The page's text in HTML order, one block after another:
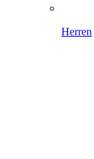
Herren